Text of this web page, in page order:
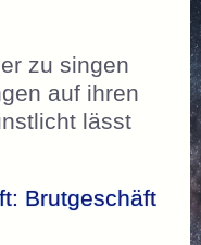
zu singen
auf ihren
lässt
Brutgeschäft